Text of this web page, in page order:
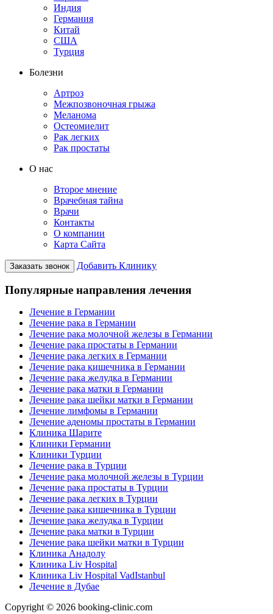
Индия
Германия
Китай
США
Турция
Болезни
Артроз
Межпозвоночная грыжа
Меланома
Остеомиелит
Рак легких
Рак простаты
О нас
Второе мнение
Врачебная тайна
Врачи
Контакты
О компании
Карта Сайта
Заказать звонок Добавить Клинику
Популярные направления лечения
Лечение в Германии
Лечение рака в Германии
Лечение рака молочной железы в Германии
Лечение рака простаты в Германии
Лечение рака легких в Германии
Лечение рака кишечника в Германии
Лечение рака желудка в Германии
Лечение рака матки в Германии
Лечение рака шейки матки в Германии
Лечение лимфомы в Германии
Лечение аденомы простаты в Германии
Клиника Шарите
Клиники Германии
Клиники Турции
Лечение рака в Турции
Лечение рака молочной железы в Турции
Лечение рака простаты в Турции
Лечение рака легких в Турции
Лечение рака кишечника в Турции
Лечение рака желудка в Турции
Лечение рака матки в Турции
Лечение рака шейки матки в Турции
Клиника Анадолу
Клиника Liv Hospital
Клиника Liv Hospital VadIstanbul
Лечение в Дубае
Copyright © 2026 booking-clinic.com